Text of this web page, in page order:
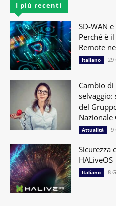
I più recenti
SD-WAN
Perché è
Remote
Italiano 29
Cambio
selvaggio:
del
Attualità 9
Sicurezza
HALiveOS
Italiano 8